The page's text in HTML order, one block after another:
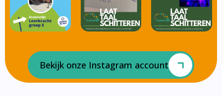
Bekijk onze Instagram account